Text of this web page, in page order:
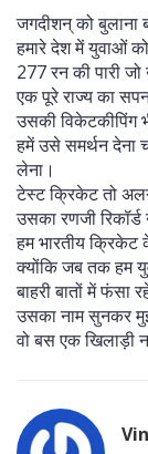
जगदीशन् को बुलाना
हमारे देश में युवाओं
277 रन की पारी
एक पूरे राज्य का
उसकी विकेटकीपिंग
हमें उसे समर्थन देना
लेना।
टेस्ट क्रिकेट तो
उसका रणजी
हम भारतीय
क्योंकि जब तक हम
बाहरी बातों में फंसा
उसका नाम सुनकर
वो बस एक खिलाड़ी